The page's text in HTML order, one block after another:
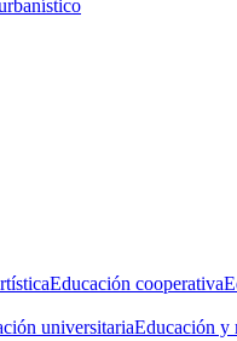
Educación cooperativa
universitariaEducación y